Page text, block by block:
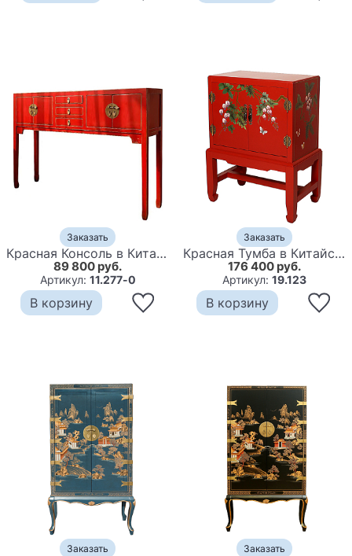
Заказать
Красная Консоль в Китайском Стиле Red Console Chinese
89 800 руб.
Артикул: 11.277-0
В корзину
Заказать
Красная Тумба в Китайском Стиле ручная роспись Бабочки и Ветвь Butterflies and Branch Nightstand
176 400 руб.
Артикул: 19.123
В корзину
Заказать Заказать